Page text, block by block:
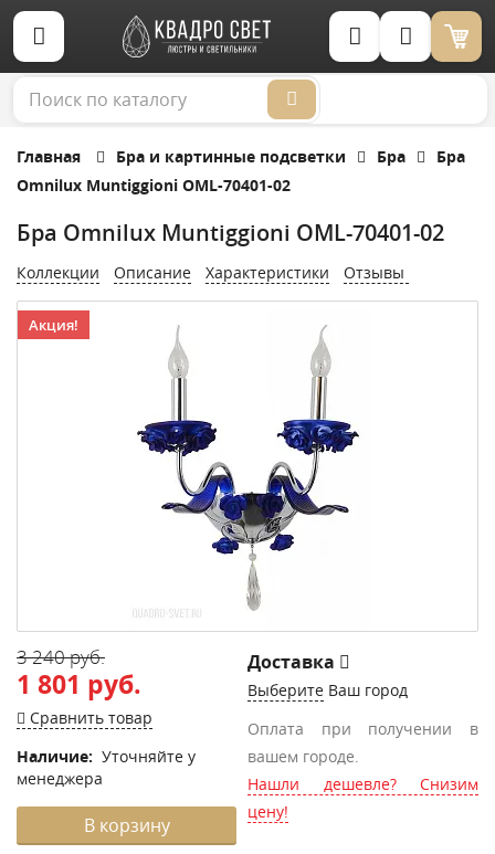
Корзина (0)
Главная Бра и картинные подсветки Бра
Бра
Omnilux Muntiggioni OML-70401-02
Бра Omnilux Muntiggioni OML-70401-02
Коллекции Описание Характеристики Отзывы
Акция!
3 240 руб.
1 801 руб.
Сравнить товар
Наличие: Уточняйте у
менеджера
В корзину
Доставка
Выберите Ваш город
Оплата при получении в
вашем городе.
Нашли дешевле? Снизим
цену!